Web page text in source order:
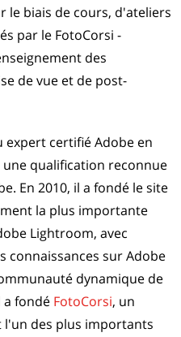
le biais de cours, d'ateliers
par le FotoCorsi -
des
de vue et de post-
expert certifié Adobe en
une qualification reconnue
En 2010, il a fondé le site
la plus importante
Lightroom, avec
connaissances sur Adobe
dynamique de
a fondé FotoCorsi, un
l'un des plus importants